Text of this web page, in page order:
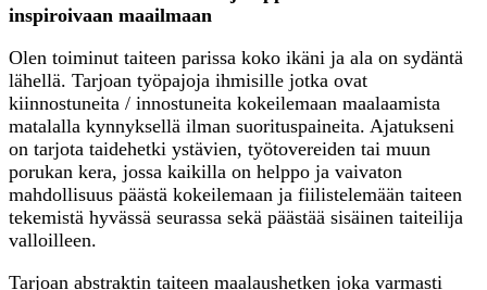
inspiroivaan maailmaan
Olen toiminut taiteen parissa koko ikäni ja ala on sydäntä
lähellä. Tarjoan työpajoja ihmisille jotka ovat
kiinnostuneita / innostuneita kokeilemaan maalaamista
matalalla kynnyksellä ilman suorituspaineita. Ajatukseni
on tarjota taidehetki ystävien, työtovereiden tai muun
porukan kera, jossa kaikilla on helppo ja vaivaton
mahdollisuus päästä kokeilemaan ja fiilistelemään taiteen
tekemistä hyvässä seurassa sekä päästää sisäinen taiteilija
valloilleen.
Tarjoan abstraktin taiteen maalaushetken joka varmasti